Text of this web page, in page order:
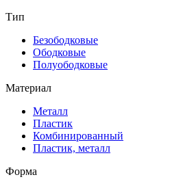
Тип
Безободковые
Ободковые
Полуободковые
Материал
Металл
Пластик
Комбинированный
Пластик, металл
Форма